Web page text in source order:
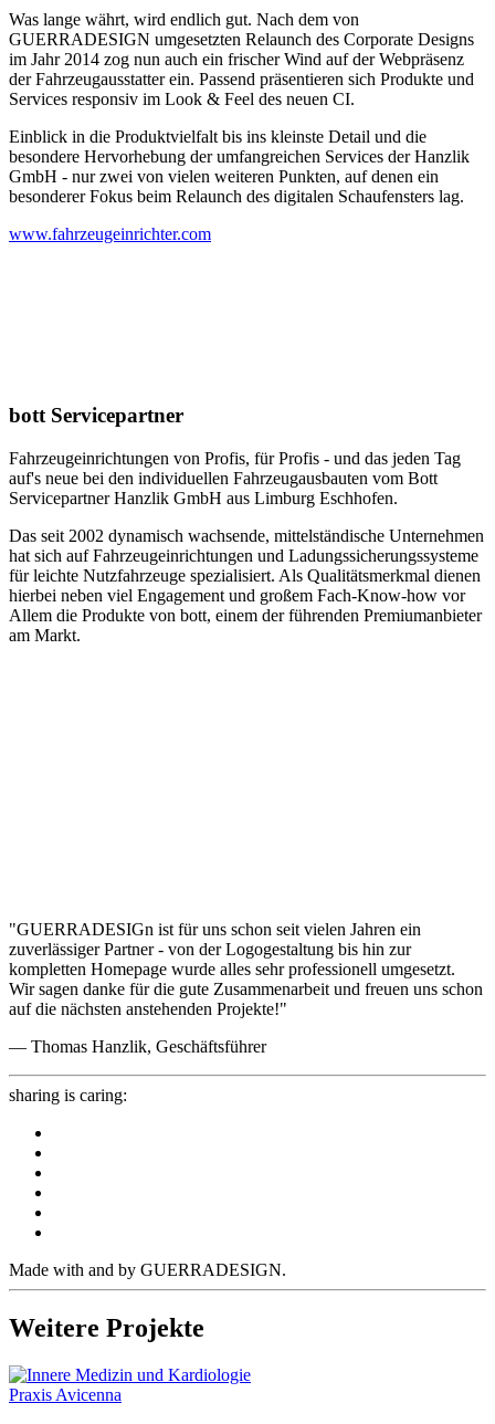
Was lange währt, wird endlich gut. Nach dem von
GUERRADESIGN umgesetzten Relaunch des Corporate Designs
im Jahr 2014 zog nun auch ein frischer Wind auf der Webpräsenz
der Fahrzeugausstatter ein. Passend präsentieren sich Produkte und
Services responsiv im Look & Feel des neuen CI.
Einblick in die Produktvielfalt bis ins kleinste Detail und die
besondere Hervorhebung der umfangreichen Services der Hanzlik
GmbH - nur zwei von vielen weiteren Punkten, auf denen ein
besonderer Fokus beim Relaunch des digitalen Schaufensters lag.
www.fahrzeugeinrichter.com
bott Servicepartner
Fahrzeugeinrichtungen von Profis, für Profis - und das jeden Tag
auf's neue bei den individuellen Fahrzeugausbauten vom Bott
Servicepartner Hanzlik GmbH aus Limburg Eschhofen.
Das seit 2002 dynamisch wachsende, mittelständische Unternehmen
hat sich auf Fahrzeugeinrichtungen und Ladungssicherungssysteme
für leichte Nutzfahrzeuge spezialisiert. Als Qualitätsmerkmal dienen
hierbei neben viel Engagement und großem Fach-Know-how vor
Allem die Produkte von bott, einem der führenden Premiumanbieter
am Markt.
"GUERRADESIGn ist für uns schon seit vielen Jahren ein
zuverlässiger Partner - von der Logogestaltung bis hin zur
kompletten Homepage wurde alles sehr professionell umgesetzt.
Wir sagen danke für die gute Zusammenarbeit und freuen uns schon
auf die nächsten anstehenden Projekte!"
— Thomas Hanzlik, Geschäftsführer
sharing is caring:
Made with and by GUERRADESIGN.
Weitere Projekte
Praxis Avicenna